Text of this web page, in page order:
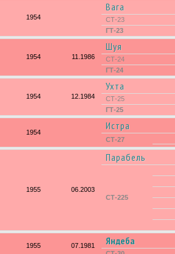
1954
Вага
СТ-23
ГТ-23
1954 11.1986
Шуя
СТ-24
ГТ-24
1954 12.1984
Ухта
СТ-25
ГТ-25
1954
Истра
СТ-27
1955 06.2003
Парабель
СТ-225
1955 07.1981 Яндеба